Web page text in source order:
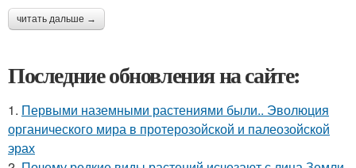
читать дальше →
Последние обновления на сайте:
1. Первыми наземными растениями были.. Эволюция
органического мира в протерозойской и палеозойской
эрах